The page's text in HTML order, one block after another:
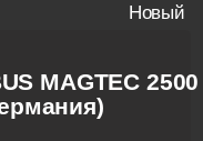
Новый
MAGTEC 2500